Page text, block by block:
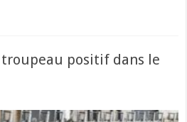
positif dans le